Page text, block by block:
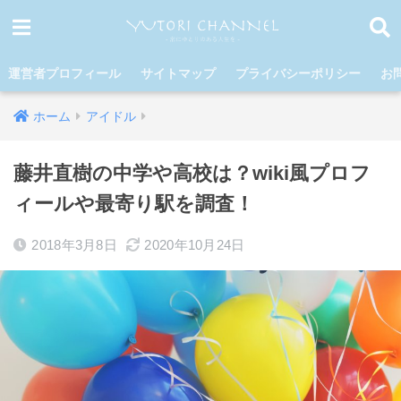
運営者プロフィール サイトマップ プライバシーポリシー お
ホーム アイドル
藤井直樹の中学や高校は？wiki風プロフ
ィールや最寄り駅を調査！
2018年3月8日 2020年10月24日